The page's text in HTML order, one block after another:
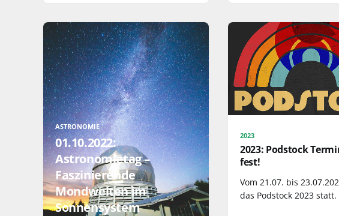
ASTRONOMIE
01.10.2022:
Astronomietag –
Faszinierende
Mondwelten im
Sonnensystem
2023
2023: Podstock
fest!
Vom 21.07. bis
das Podstock 2023 statt.